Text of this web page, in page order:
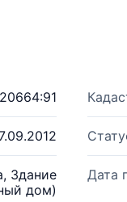
Здание
дом)
Дата